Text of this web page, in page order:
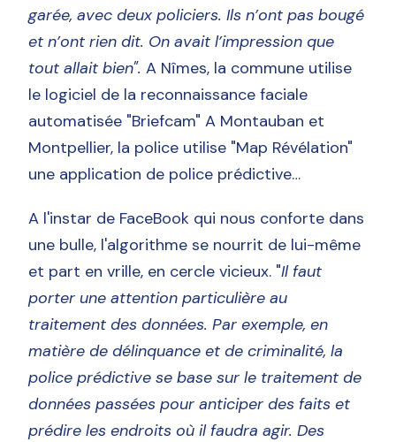
garée, avec deux policiers. Ils n’ont pas bougé
et n’ont rien dit. On avait l’impression que
tout allait bien".A Nîmes, la commune utilise
le logiciel de la reconnaissance faciale
automatisée "Briefcam" A Montauban et
Montpellier, la police utilise "Map Révélation"
une application de police prédictive…
A l'instar de FaceBook qui nous conforte dans
une bulle, l'algorithme se nourrit de lui-même
et part en vrille, en cercle vicieux. "Il faut
porter une attention particulière au
traitement des données. Par exemple, en
matière de délinquance et de criminalité, la
police prédictive se base sur le traitement de
données passées pour anticiper des faits et
prédire les endroits où il faudra agir. Des